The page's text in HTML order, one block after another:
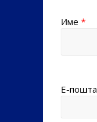
Име *
Е-пошта